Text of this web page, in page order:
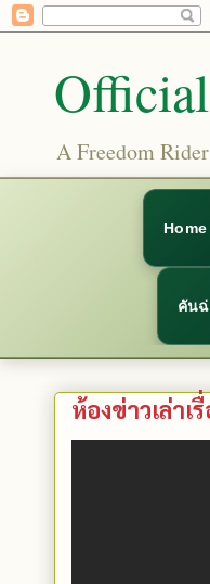
A Freedom
Home
คันฉ่
ห้องข่าวเล่าเ